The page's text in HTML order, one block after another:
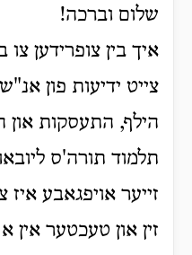
שלום וברכה!
איך בין צופרידען צו
צייט ידיעות פון
הילף, התעסקות און
תלמוד תורה'ס
זייער אויפגאבע איז
זין און טעכטער אין